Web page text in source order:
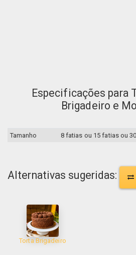
Especificações para
Brigadeiro e
Tamanho 8 fatias ou 15 fatiasou
Alternativas sugeridas:
Torta Brigadeiro